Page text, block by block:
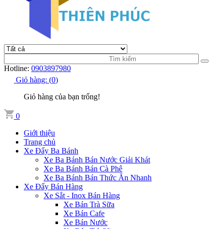
Hotline: 0903897980
Giỏ hàng: (0)
Giỏ hàng của bạn trống!
0
Giới thiệu
Trang chủ
Xe Đẩy Ba Bánh
Xe Ba Bánh Bán Nước Giải Khát
Xe Ba Bánh Bán Cà Phê
Xe Ba Bánh Bán Thức Ăn Nhanh
Xe Đẩy Bán Hàng
Xe Sắt - Inox Bán Hàng
Xe Bán Trà Sữa
Xe Bán Cafe
Xe Bán Nước